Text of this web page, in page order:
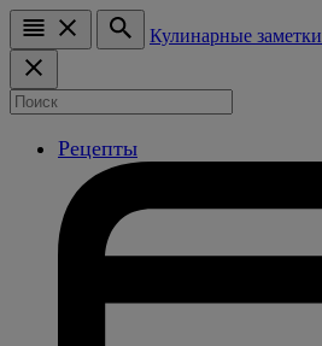
Кулинарные заметки
Рецепты